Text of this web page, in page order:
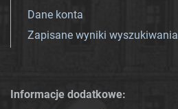
Dane konta
Zapisane wyniki wyszukiwania
Informacje dodatkowe: